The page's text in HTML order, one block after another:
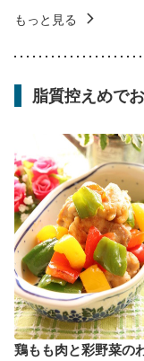
もっと見る
脂質控えめで
鶏もも肉と彩野菜の